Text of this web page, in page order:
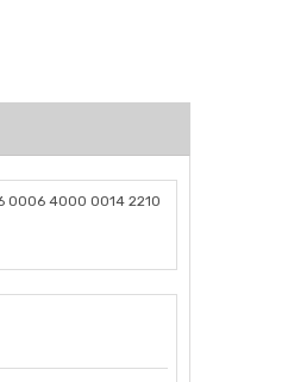
0006 4000 0014 2210